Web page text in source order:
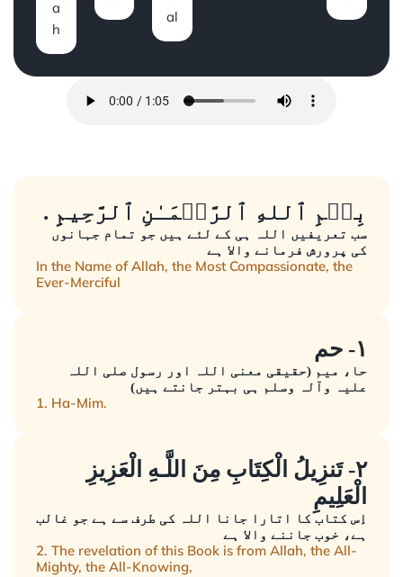
a
h
al
. بِسۡمِ ٱللهِ ٱلرَّحۡمَـٰنِ ٱلرَّحِيمِِ
سب تعریفیں اللہ ہی کے لئے ہیں جو تمام جہانوں
کی پرورش فرمانے والا ہے
In the Name of Allah, the Most Compassionate, the
Ever-Merciful
١- حم
حا، میم (حقیقی معنی اللہ اور رسول صلی اللہ
علیہ وآلہ وسلم ہی بہتر جانتے ہیں)
1. Ha-Mim.
٢- تَنزِيلُ الْكِتَابِ مِنَ اللَّـهِ الْعَزِيزِ
الْعَلِيمِ
اِس کتاب کا اتارا جانا اللہ کی طرف سے ہے جو غالب
ہے، خوب جاننے والا ہے
2. The revelation of this Book is from Allah, the All-
Mighty, the All-Knowing,